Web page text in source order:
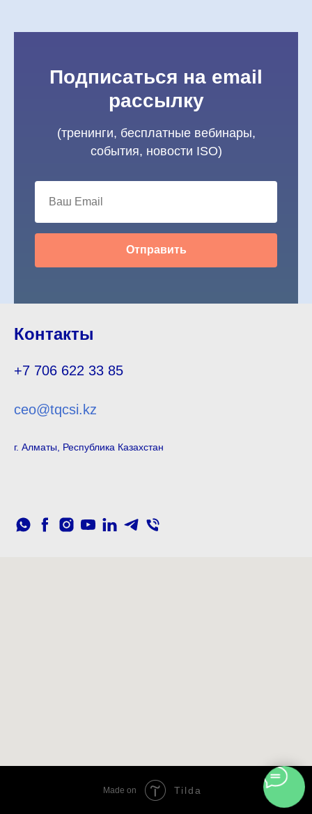
Подписаться на email
рассылку
(тренинги, бесплатные вебинары,
события, новости ISO)
Отправить
Контакты
+7 706 622 33 85
ceo@tqcsi.kz
г. Алматы, Республика Казахстан
Made on Tilda